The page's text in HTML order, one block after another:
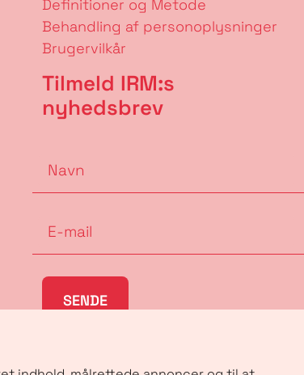
Definitioner og Metode
Behandling af personoplysninger
Brugervilkår
Tilmeld IRM:s
nyhedsbrev
SENDE